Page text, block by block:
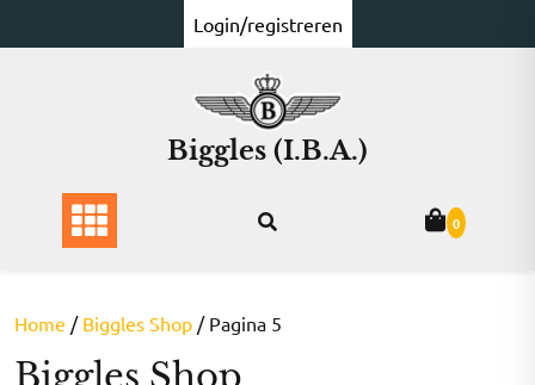
naar
Login/registreren
Biggles (I.B.A.)
0
Home / Biggles Shop / Pagina 5